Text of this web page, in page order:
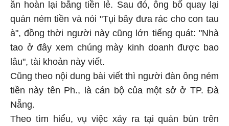
ăn hoàn lại bằng tiền lẻ. Sau đó, ông bố quay lại
quán ném tiền và nói "Tụi bây đưa rác cho con tau
à", đồng thời người này cũng lớn tiếng quát: "Nhà
tao ở đây xem chúng mày kinh doanh được bao
lâu", tài khoản này viết.
Cũng theo nội dung bài viết thì người đàn ông ném
tiền này tên Ph., là cán bộ của một sở ở TP. Đà
Nẵng.
Theo tìm hiểu, vụ việc xảy ra tại quán bún trên